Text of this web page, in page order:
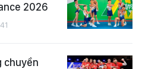
2026
chuyền